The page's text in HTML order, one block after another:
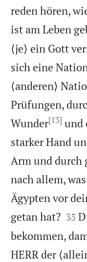
reden hören,
ist am Leben
⟨je⟩ ein Gott
sich eine
⟨anderen⟩
Prüfungen,
Wunder[13] und
starker Hand
Arm und durch
nach allem,
Ägypten vor
getan hat?
35
bekommen,
HERR der